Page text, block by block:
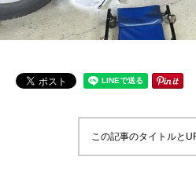
この記事のタイトルと